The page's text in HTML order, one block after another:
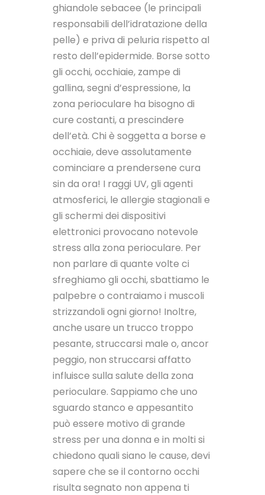
ghiandole sebacee (le principali
responsabili dell’idratazione della
pelle) e priva di peluria rispetto al
resto dell’epidermide. Borse sotto
gli occhi, occhiaie, zampe di
gallina, segni d’espressione, la
zona perioculare ha bisogno di
cure costanti, a prescindere
dell’età. Chi è soggetta a borse e
occhiaie, deve assolutamente
cominciare a prendersene cura
sin da ora! I raggi UV, gli agenti
atmosferici, le allergie stagionali e
gli schermi dei dispositivi
elettronici provocano notevole
stress alla zona perioculare. Per
non parlare di quante volte ci
sfreghiamo gli occhi, sbattiamo le
palpebre o contraiamo i muscoli
strizzandoli ogni giorno! Inoltre,
anche usare un trucco troppo
pesante, struccarsi male o, ancor
peggio, non struccarsi affatto
influisce sulla salute della zona
perioculare. Sappiamo che uno
sguardo stanco e appesantito
può essere motivo di grande
stress per una donna e in molti si
chiedono quali siano le cause, devi
sapere che se il contorno occhi
risulta segnato non appena ti